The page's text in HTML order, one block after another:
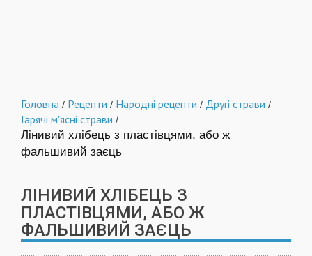
Головна / Рецепти / Народні рецепти / Другі страви /
Гарячі м'ясні страви /
Лінивий хлібець з пластівцями, або ж
фальшивий заєць
ЛІНИВИЙ ХЛІБЕЦЬ З
ПЛАСТІВЦЯМИ, АБО Ж
ФАЛЬШИВИЙ ЗАЄЦЬ